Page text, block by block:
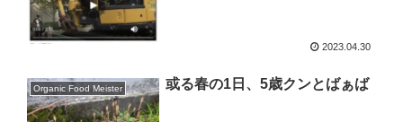
2023.04.30
Organic Food Meister 或る春の1日、5歳クンとばぁば